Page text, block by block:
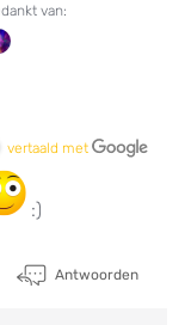
van:
vertaald met
:)
Antwoorden